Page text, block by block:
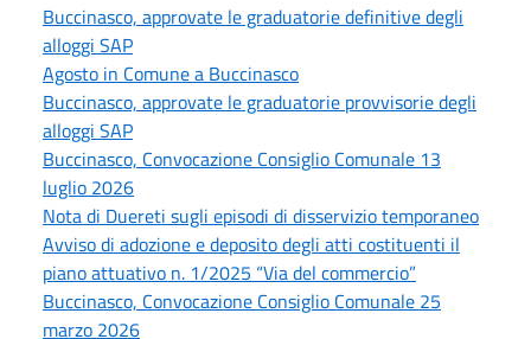
Buccinasco, approvate le graduatorie definitive degli
alloggi SAP
Agosto in Comune a Buccinasco
Buccinasco, approvate le graduatorie provvisorie degli
alloggi SAP
Buccinasco, Convocazione Consiglio Comunale 13
luglio 2026
Nota di Duereti sugli episodi di disservizio temporaneo
Avviso di adozione e deposito degli atti costituenti il
piano attuativo n. 1/2025 “Via del commercio”
Buccinasco, Convocazione Consiglio Comunale 25
marzo 2026